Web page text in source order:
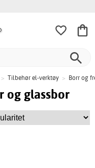
> Tilbehør el-verktøy > Borr og
og glassbor